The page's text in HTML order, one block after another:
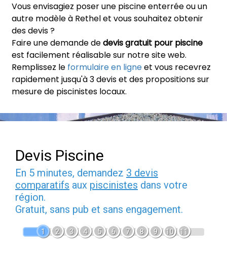
Vous envisagiez poser une piscine enterrée ou un
autre modèle à Rethel et vous souhaitez obtenir
des devis ?
Faire une demande dedevis gratuit pour piscine
est facilement réalisable sur notre site web.
Remplissez le formulaire en ligneet vous recevrez
rapidement jusqu'à 3 devis et des propositions sur
mesure de piscinistes locaux.
Devis Piscine
En 5 minutes, demandez 3 devis
comparatifs aux piscinistes dans votre
région.
Gratuit, sans pub et sans engagement.
1 2 3 4 5 6 7 8 9 10 11